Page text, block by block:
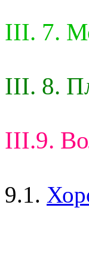
III. 7.
III. 8.
III.9.
9.1.